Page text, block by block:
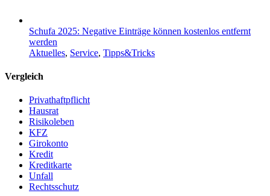
Schufa 2025: Negative Einträge können kostenlos entfernt
werden
Aktuelles, Service, Tipps&Tricks
Vergleich
Privathaftpflicht
Hausrat
Risikoleben
KFZ
Girokonto
Kredit
Kreditkarte
Unfall
Rechtsschutz